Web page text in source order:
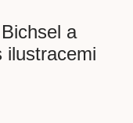
a
ilustracemi